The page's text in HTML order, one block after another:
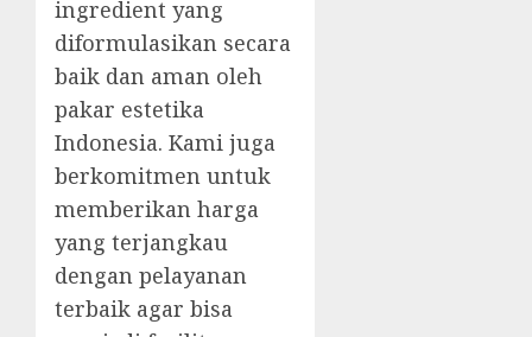
ingredient yang
diformulasikan secara
baik dan aman oleh
pakar estetika
Indonesia. Kami juga
berkomitmen untuk
memberikan harga
yang terjangkau
dengan pelayanan
terbaik agar bisa